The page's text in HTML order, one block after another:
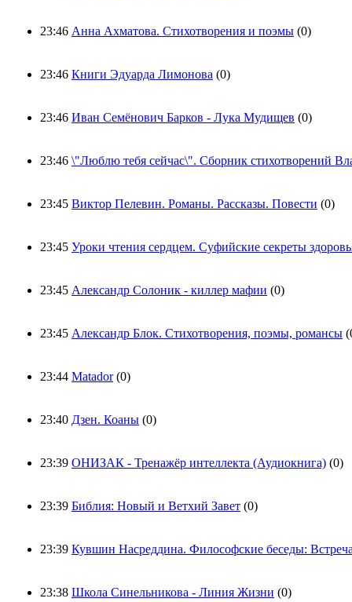
23:46 Анна Ахматова. Стихотворения и поэмы (0)
23:46 Книги Эдуарда Лимонова (0)
23:46 Иван Семёнович Барков - Лука Мудищев (0)
23:46 \"Люблю тебя сейчас\". Сборник стихотворений
23:45 Виктор Пелевин. Романы. Рассказы. Повести (0)
23:45 Уроки чтения сердцем. Суфийские секреты
23:45 Александр Солоник - киллер мафии (0)
23:45 Александр Блок. Стихотворения, поэмы, романсы
23:44 Matador (0)
23:40 Дзен. Коаны (0)
23:39 ОНИЗАК - Тренажёр интеллекта (Аудиокнига) (0)
23:39 Библия: Новый и Ветхий Завет (0)
23:39 Кувшин Насреддина. Философские беседы:
23:38 Школа Синельникова - Линия Жизни (0)